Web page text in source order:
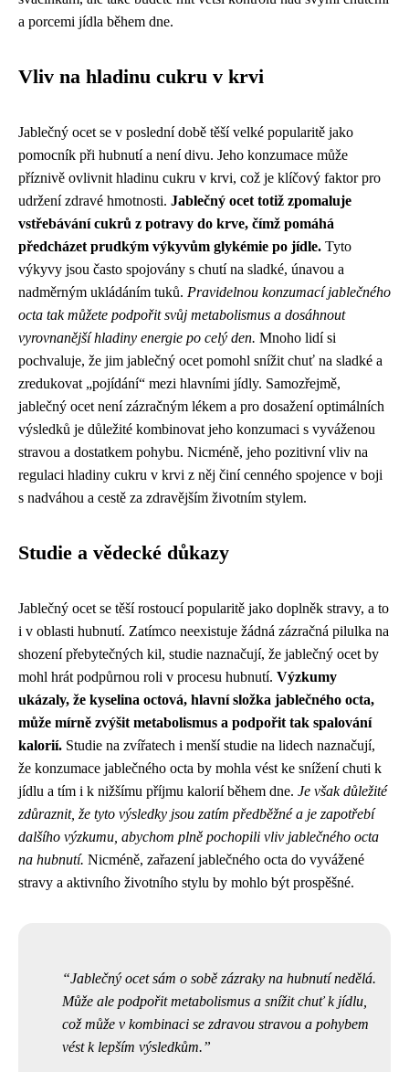
a porcemi jídla během dne.
Vliv na hladinu cukru v krvi
Jablečný ocet se v poslední době těší velké popularitě jako
pomocník při hubnutí a není divu. Jeho konzumace může
příznivě ovlivnit hladinu cukru v krvi, což je klíčový faktor pro
udržení zdravé hmotnosti. Jablečný ocet totiž zpomaluje
vstřebávání cukrů z potravy do krve, čímž pomáhá
předcházet prudkým výkyvům glykémie po jídle. Tyto
výkyvy jsou často spojovány s chutí na sladké, únavou a
nadměrným ukládáním tuků. Pravidelnou konzumací jablečného
octa tak můžete podpořit svůj metabolismus a dosáhnout
vyrovnanější hladiny energie po celý den. Mnoho lidí si
pochvaluje, že jim jablečný ocet pomohl snížit chuť na sladké a
zredukovat „pojídání“ mezi hlavními jídly. Samozřejmě,
jablečný ocet není zázračným lékem a pro dosažení optimálních
výsledků je důležité kombinovat jeho konzumaci s vyváženou
stravou a dostatkem pohybu. Nicméně, jeho pozitivní vliv na
regulaci hladiny cukru v krvi z něj činí cenného spojence v boji
s nadváhou a cestě za zdravějším životním stylem.
Studie a vědecké důkazy
Jablečný ocet se těší rostoucí popularitě jako doplněk stravy, a to
i v oblasti hubnutí. Zatímco neexistuje žádná zázračná pilulka na
shození přebytečných kil, studie naznačují, že jablečný ocet by
mohl hrát podpůrnou roli v procesu hubnutí. Výzkumy
ukázaly, že kyselina octová, hlavní složka jablečného octa,
může mírně zvýšit metabolismus a podpořit tak spalování
kalorií. Studie na zvířatech i menší studie na lidech naznačují,
že konzumace jablečného octa by mohla vést ke snížení chuti k
jídlu a tím i k nižšímu příjmu kalorií během dne. Je však důležité
zdůraznit, že tyto výsledky jsou zatím předběžné a je zapotřebí
dalšího výzkumu, abychom plně pochopili vliv jablečného octa
na hubnutí. Nicméně, zařazení jablečného octa do vyvážené
stravy a aktivního životního stylu by mohlo být prospěšné.
Jablečný ocet sám o sobě zázraky na hubnutí nedělá.
Může ale podpořit metabolismus a snížit chuť k jídlu,
což může v kombinaci se zdravou stravou a pohybem
vést k lepším výsledkům.